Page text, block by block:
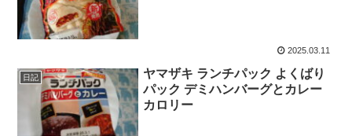
2025.03.11
日記
ヤマザキ ランチパック よくばり
パック デミハンバーグとカレー
カロリー